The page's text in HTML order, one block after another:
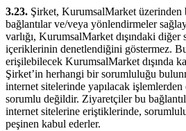
3.23. Şirket, KurumsalMarket üzerinden
bağlantılar ve/veya yönlendirmeler
varlığı, KurumsalMarket dışındaki diğer
içeriklerinin denetlendiğini göstermez.
erişilebilecek KurumsalMarket dışında
Şirket’in herhangi bir sorumluluğu
internet sitelerinde yapılacak
sorumlu değildir. Ziyaretçiler bu
internet sitelerine eriştiklerinde,
peşinen kabul ederler.